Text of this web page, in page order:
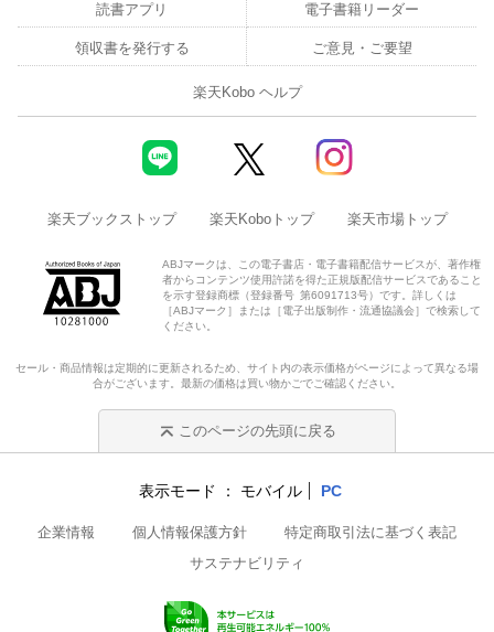
読書アプリ 電子書籍リーダー
領収書を発行する ご意見・ご要望
楽天Kobo ヘルプ
楽天ブックストップ 楽天Koboトップ 楽天市場トップ
ABJマークは、この電子書店・電子書籍配信サービスが、著作権
者からコンテンツ使用許諾を得た正規版配信サービスであること
を示す登録商標（登録番号 第6091713号）です。詳しくは
［ABJマーク］または［電子出版制作・流通協議会］で検索して
ください。
セール・商品情報は定期的に更新されるため、サイト内の表示価格がページによって異なる場
合がございます。最新の価格は買い物かごでご確認ください。
このページの先頭に戻る
表示モード モバイル PC
企業情報 個人情報保護方針
特定商取引法に基づく表記
サステナビリティ